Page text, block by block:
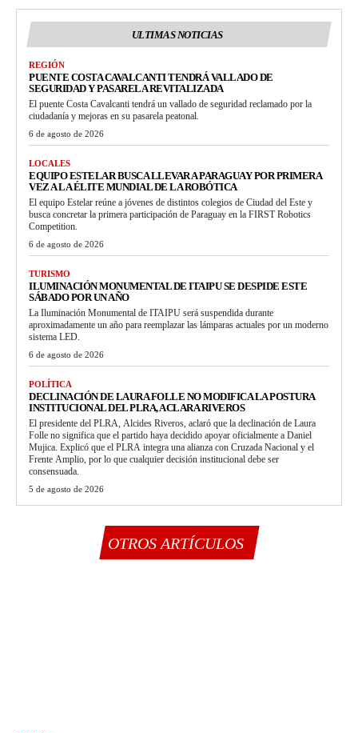
ULTIMAS NOTICIAS
REGIÓN
PUENTE COSTA CAVALCANTI TENDRÁ VALLADO DE
SEGURIDAD Y PASARELA REVITALIZADA
El puente Costa Cavalcanti tendrá un vallado de seguridad reclamado por la
ciudadanía y mejoras en su pasarela peatonal.
6 de agosto de 2026
LOCALES
EQUIPO ESTELAR BUSCA LLEVAR A PARAGUAY POR PRIMERA
VEZ A LA ÉLITE MUNDIAL DE LA ROBÓTICA
El equipo Estelar reúne a jóvenes de distintos colegios de Ciudad del Este y
busca concretar la primera participación de Paraguay en la FIRST Robotics
Competition.
6 de agosto de 2026
TURISMO
ILUMINACIÓN MONUMENTAL DE ITAIPU SE DESPIDE ESTE
SÁBADO POR UN AÑO
La Iluminación Monumental de ITAIPU será suspendida durante
aproximadamente un año para reemplazar las lámparas actuales por un moderno
sistema LED.
6 de agosto de 2026
POLÍTICA
DECLINACIÓN DE LAURA FOLLE NO MODIFICA LA POSTURA
INSTITUCIONAL DEL PLRA, ACLARA RIVEROS
El presidente del PLRA, Alcides Riveros, aclaró que la declinación de Laura
Folle no significa que el partido haya decidido apoyar oficialmente a Daniel
Mujica. Explicó que el PLRA integra una alianza con Cruzada Nacional y el
Frente Amplio, por lo que cualquier decisión institucional debe ser
consensuada.
5 de agosto de 2026
OTROS ARTÍCULOS